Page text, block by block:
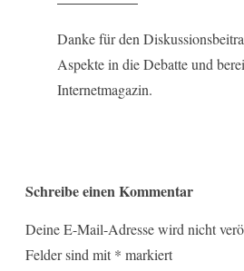
Danke für den
Aspekte in die Debatte und
Internetmagazin.
Schreibe einen Kommentar
Deine E-Mail-Adresse wird nicht
Felder sind mit * markiert